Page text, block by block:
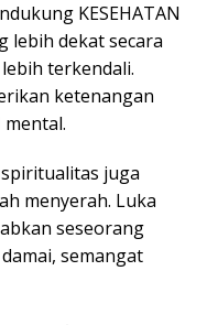
KESEHATAN
lebih dekat secara
terkendali.
ketenangan
mental.
juga
menyerah. Luka
seseorang
semangat